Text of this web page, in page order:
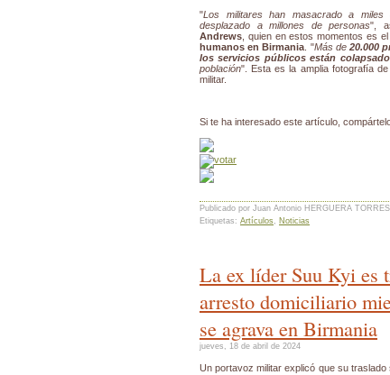
"Los militares han masacrado a
desplazado a millones de personas",
Andrews , quien en estos momentos es el
humanos en Birmania . "Más de20.000
los servicios públicos están
población". Esta es la amplia fotografía
militar.
Si te ha interesado este artículo,
Publicado por Juan Antonio HERGUERA TORRES
Etiquetas: Artículos, Noticias
La ex líder Suu Kyi es
arresto domiciliario
se agrava en Birmania
jueves, 18 de abril de 2024
Un portavoz militar explicó que su